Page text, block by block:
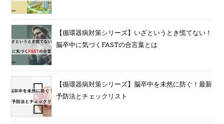
【循環器病対策シリーズ】いざというとき慌てない！
脳卒中に気づくFASTの合言葉とは
【循環器病対策シリーズ】脳卒中を未然に防ぐ！最新
予防法とチェックリスト